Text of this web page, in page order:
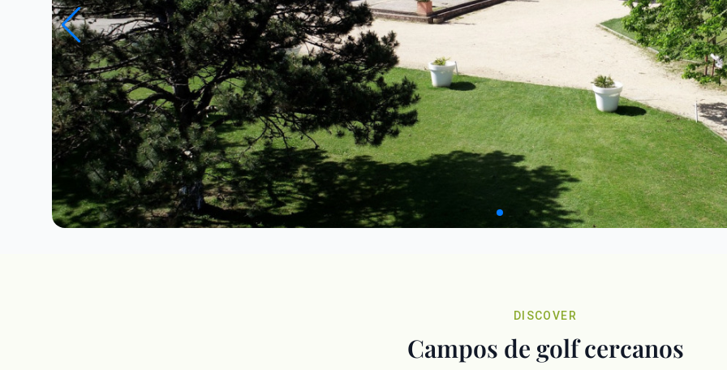
DISCOVER
Campos de golf cercanos